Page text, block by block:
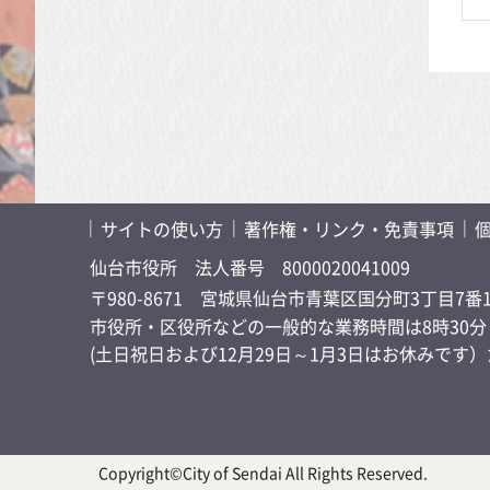
サイトの使い方 著作権・リンク・免責事項
仙台市役所 法人番号 8000020041009
〒980-8671 宮城県仙台市青葉区国分町3丁目7番
市役所・区役所などの一般的な業務時間は8時30
(土日祝日および12月29日～1月3日はお休みです
Copyright©City of Sendai All Rights Reserved.